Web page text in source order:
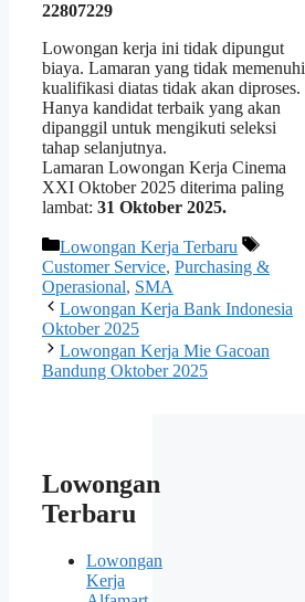
22807229
Lowongan kerja ini tidak dipungut
biaya. Lamaran yang tidak memenuhi
kualifikasi diatas tidak akan diproses.
Hanya kandidat terbaik yang akan
dipanggil untuk mengikuti seleksi
tahap selanjutnya.
Lamaran Lowongan Kerja Cinema
XXI Oktober 2025 diterima paling
lambat: 31 Oktober 2025.
Kategori
Lowongan Kerja Terbaru
Tag
Customer Service, Purchasing &
Operasional, SMA
Lowongan Kerja Bank Indonesia
Oktober 2025
Lowongan Kerja Mie Gacoan
Bandung Oktober 2025
Lowongan
Terbaru
Lowongan
Kerja